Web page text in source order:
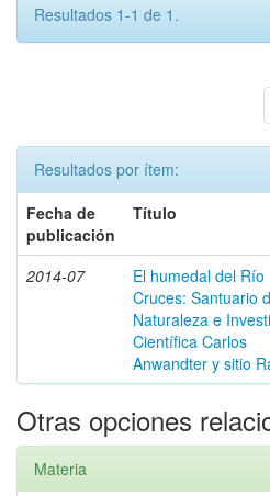
Resultados 1-1 de 1.
Resultados por ítem:
Fecha de
publicación
Título
2014-07
El humedal del Río
Cruces: Santuario
Naturaleza e
Científica Carlos
Anwandter y sitio
Otras opciones
Materia